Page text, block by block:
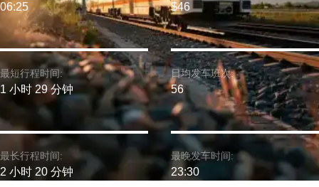
最短行程时间:
1 小时 29 分钟
06:25
最长行程时间:
2 小时 20 分钟
$46
日均发车班次:
56
最晚发车时间:
23:30